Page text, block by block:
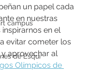
campus
de Esquí
un papel cada
en nuestras
en el
evitar cometer los
aprovechar al
Olímpicos de